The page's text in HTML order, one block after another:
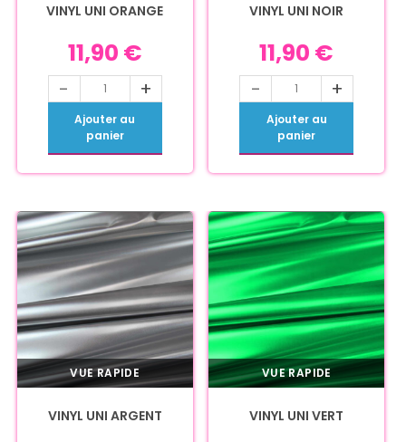
VINYL UNI ORANGE
11,90 €
- +
Ajouter au
panier
VINYL UNI NOIR
11,90 €
- +
Ajouter au
panier
VUE RAPIDE
VINYL UNI ARGENT
VUE RAPIDE
VINYL UNI VERT